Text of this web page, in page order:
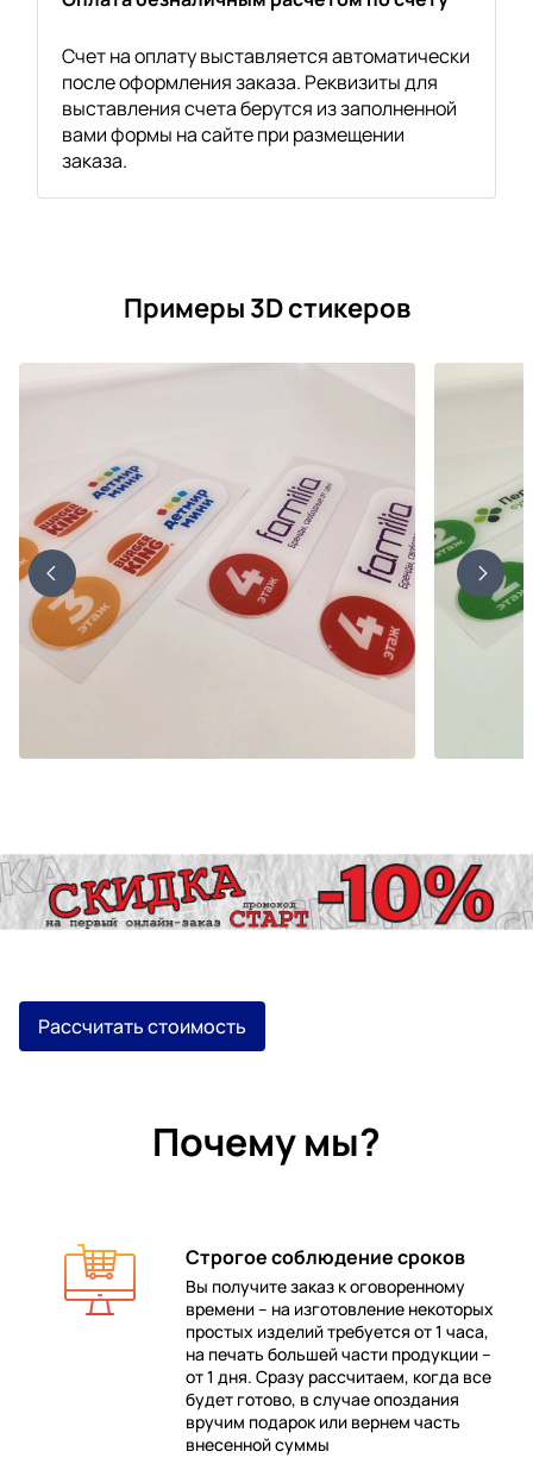
Счет на оплату выставляется автоматически
после оформления заказа. Реквизиты для
выставления счета берутся из заполненной
вами формы на сайте при размещении
заказа.
Примеры 3D стикеров
Рассчитать стоимость
Почему мы?
Строгое соблюдение сроков
Вы получите заказ к оговоренному
времени – на изготовление некоторых
простых изделий требуется от 1 часа,
на печать большей части продукции –
от 1 дня. Сразу рассчитаем, когда все
будет готово, в случае опоздания
вручим подарок или вернем часть
внесенной суммы